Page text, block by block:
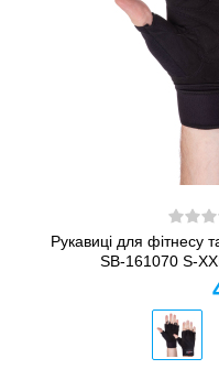
Рукавиці для фітнесу
SB-161070 S-